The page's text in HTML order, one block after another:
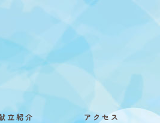
立紹介 アクセス